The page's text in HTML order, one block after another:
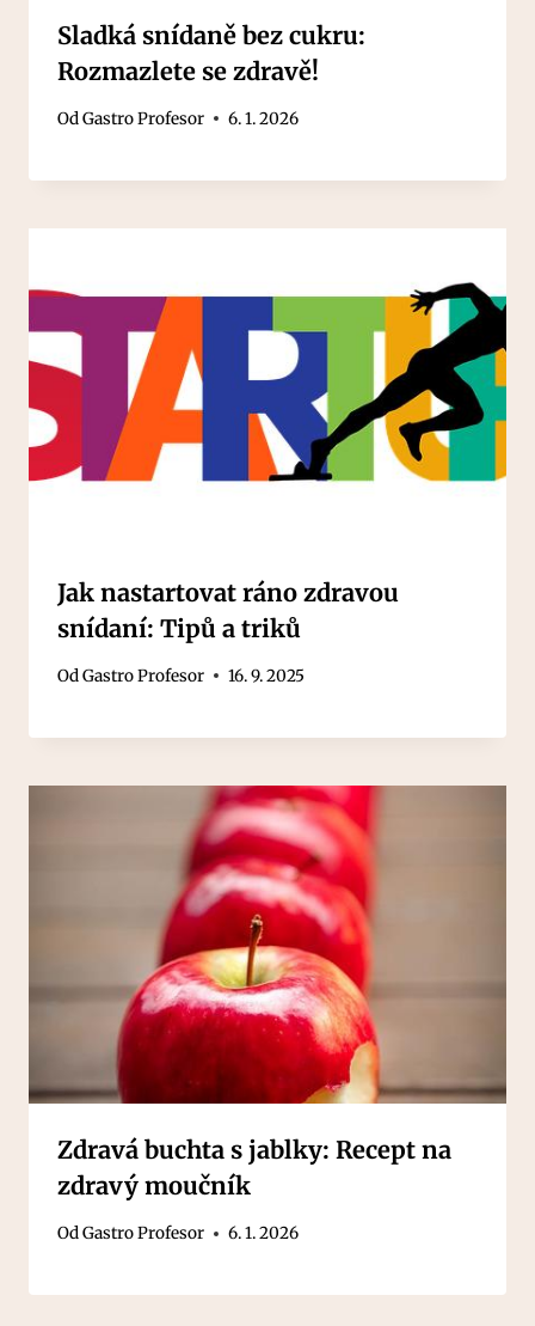
Sladká snídaně bez cukru:
Rozmazlete se zdravě!
OdGastro Profesor 6. 1. 2026
Jak nastartovat ráno zdravou
snídaní: Tipů a triků
OdGastro Profesor 16. 9. 2025
Zdravá buchta s jablky: Recept na
zdravý moučník
OdGastro Profesor 6. 1. 2026